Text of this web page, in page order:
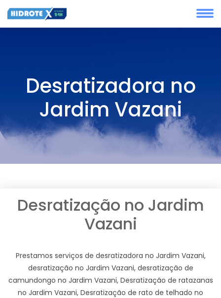
Desratizadora no
Jardim Vazani
Desratização no Jardim
Vazani
Prestamos serviços de desratizadora no Jardim Vazani,
desratização no Jardim Vazani, desratização de
camundongo no Jardim Vazani, Desratização de ratazanas
no Jardim Vazani, Desratização de rato de telhado no